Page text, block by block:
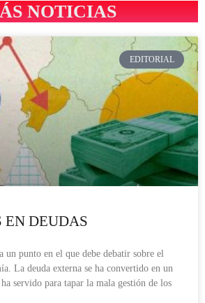
NOTICIAS
EDITORIAL
EN DEUDAS
un punto en el que debe debatir sobre el
La deuda externa se ha convertido en un
servido para tapar la mala gestión de los